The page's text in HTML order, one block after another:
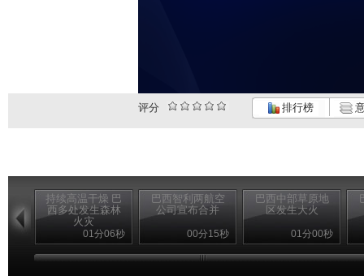
评分 排行榜
持续高温干燥 巴
西多处发生森林
火灾
01分06秒
巴西智利两航空
公司宣布合并
00分15秒
巴西中部草原地
区发生大火
01分00秒